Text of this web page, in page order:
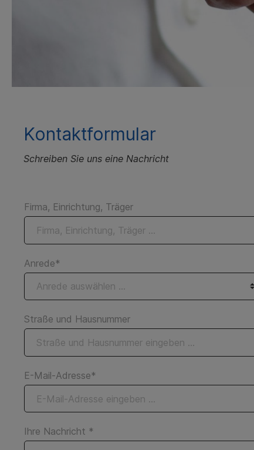
Kontaktformular
Schreiben Sie uns eine Nachricht
Firma, Einrichtung, Träger
Anrede*
Straße und Hausnummer
E-Mail-Adresse*
Ihre Nachricht *